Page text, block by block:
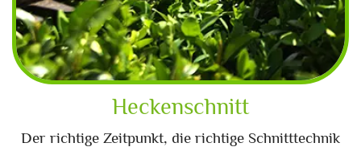
Heckenschnitt
Der richtige Zeitpunkt, die richtige Schnitttechnik